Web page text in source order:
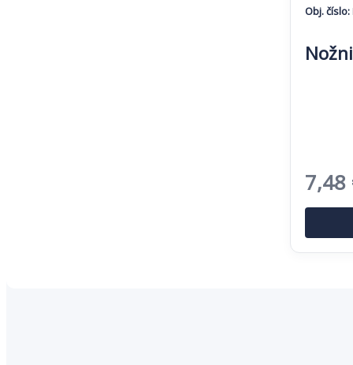
Obj. číslo:
cena
bola:
7,48